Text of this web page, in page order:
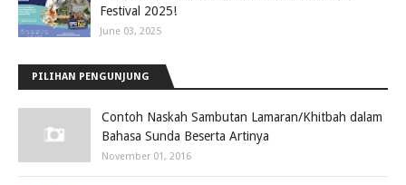
Festival 2025!
June 03, 2025
PILIHAN PENGUNJUNG
Contoh Naskah Sambutan Lamaran/Khitbah dalam
Bahasa Sunda Beserta Artinya
November 01, 2016